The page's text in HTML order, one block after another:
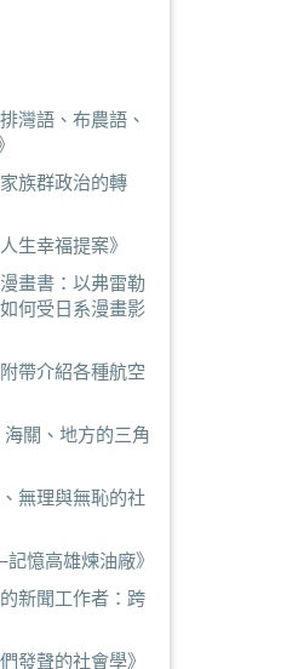
灣語、布農語、
族群政治的轉
生幸福提案》
畫書：以弗雷勒
何受日系漫畫影
帶介紹各種航空
海關、地方的三角
無理與無恥的社
憶高雄煉油廠》
新聞工作者：跨
發聲的社會學》